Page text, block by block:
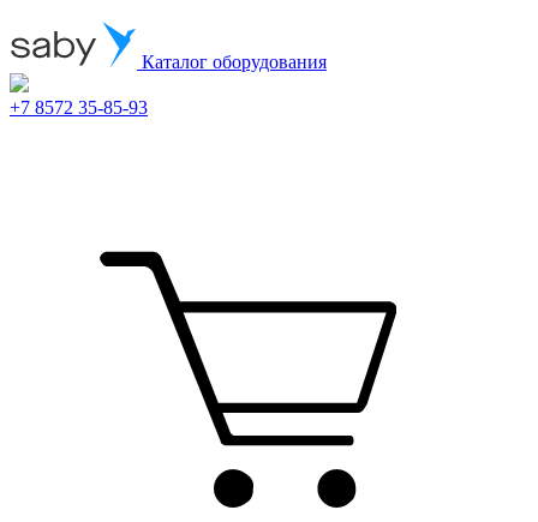
Каталог оборудования
+7 8572 35-85-93